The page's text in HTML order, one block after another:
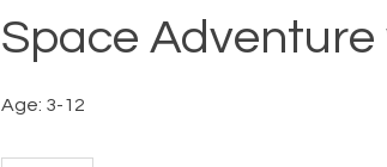
Space Adventure
Age: 3-12